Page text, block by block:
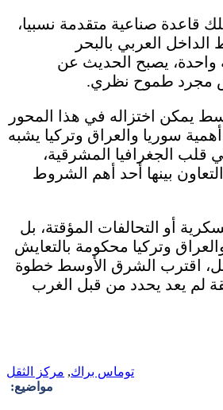
قاعدة صناعية متقدمة نسبيا،
العربي بالبحر
واحدة، يصبح الحديث عن
مجرد طموح نظري.
يمكن اختزاله في هذا المحور
سوريا والعراق وتركيا يشبه
قلب الجغرافيا المشرقية،
بينها أحد أهم الشروط
أو التحالفات المؤقتة، بل
وتركيا محكومة بالتعايش
اقترب الشرق الأوسط خطوة
لم يعد يحدد من قبل الغرب
توماس براك, مركز الثقل
مواضيع: